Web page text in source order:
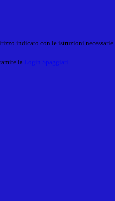
indicato con le istruzioni necessarie.
la Login Spaggiari